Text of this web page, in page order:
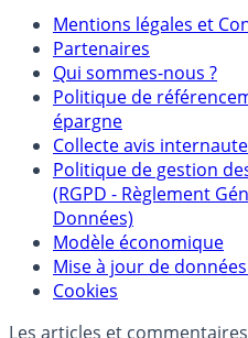
Mentions légales et
Partenaires
Qui sommes-nous ?
Politique de
épargne
Collecte avis
Politique de gestion
(RGPD - Règlement
Données)
Modèle économique
Mise à jour de données
Cookies